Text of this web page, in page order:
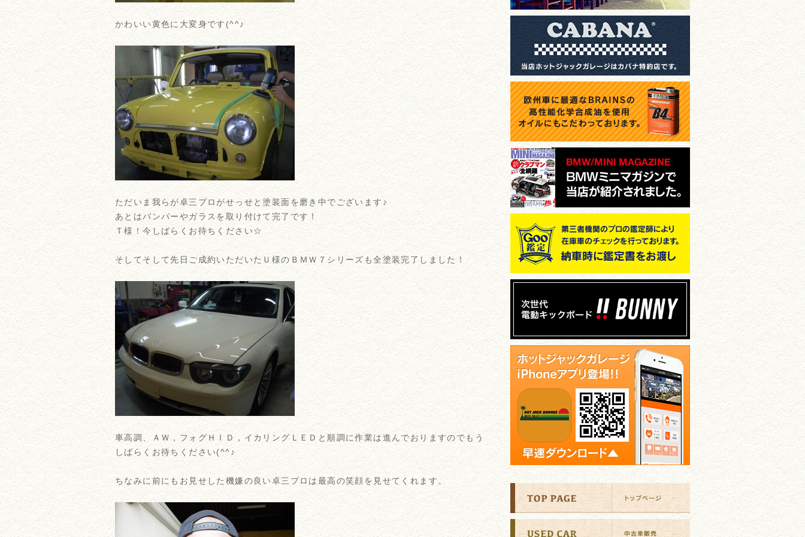
かわいい黄色に大変身です(^^♪
ただいま我らが卓三プロがせっせと塗装面を磨き中でございます♪
あとはバンパーやガラスを取り付けて完了です！
Ｔ様！今しばらくお待ちください☆
そしてそして先日ご成約いただいたＵ様のＢＭＷ７シリーズも全塗装完了しました！
車高調、ＡＷ，フォグＨＩＤ，イカリングＬＥＤと順調に作業は進んでおりますのでもう
しばらくお待ちください(^^♪
ちなみに前にもお見せした機嫌の良い卓三プロは最高の笑顔を見せてくれます。